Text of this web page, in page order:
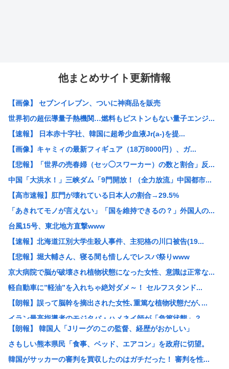
他まとめサイト更新情報
【画像】 セブンイレブン、ついに神商品を販売
世界初の超伝導量子熱機関…燃料もピストンもない量子エンジ...
【速報】 日本赤十字社、韓国に超希少血液Jr(a-)を提...
【画像】キャミィの最新フィギュア（18万8000円）、ガ...
【悲報】「世界の売春婦（セッ◯スワーカー）の数と割合」反...
中国「大洪水！」三峡ダム「9門開放！（全力放流」中国都市...
【高市速報】肛門が壊れている日本人の割合→29.5%
「あきれてモノが言えない」「国を維持できるの？」外国人の...
台風15号、東北地方直撃www
【速報】北海道江別大学生殺人事件、主犯格の川口被告(19...
【悲報】堀大輔さん、寝る間も惜しんでレスバ祭りwww
京大病院で脳が破壊され植物状態になった女性、意識は正常な...
軽自動車に”軽油”を入れちゃ絶対ダメ～！ セルフスタンド...
【朗報】誤って脳幹を摘出された女性､重篤な植物状態だが､...
イラン最高指導者のモジタバ・ハメネイ師が「危篤状態」？ ...
新婚だけど好きな人ができたかも知れない
【画像】のんさん(31)のミニスカ生脚姿が意外とエロいと...
【悲報】医師が生鶏肉で車いす生活…ギラン・バレー症候群の...
【朗報】 韓国人「Jリーグのこの監督、経歴がおかしい」
さもしい熊本県民「食事、ベッド、エアコン」を政府に切望。
韓国がサッカーの審判を買収したのはガチだった！ 審判を性...